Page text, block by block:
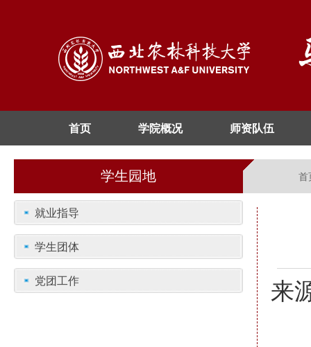
首页 学院概况 师资队伍
学生园地 首
就业指导
学生团体
党团工作 来